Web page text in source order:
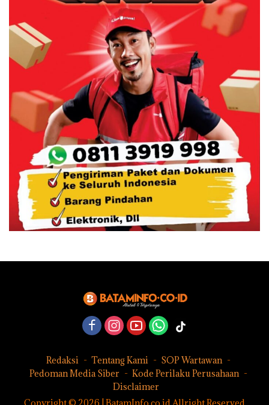
Redaksi Tentang Kami
SOP Wartawan
Pedoman Media Siber
Kode Perilaku Perusahaan
Disclaimer